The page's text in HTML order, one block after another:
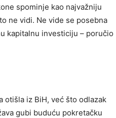
spominje kao najvažniju
ne vidi. Ne vide se posebna
kapitalnu investiciju – poručio
otišla iz BiH, već što odlazak
gubi buduću pokretačku